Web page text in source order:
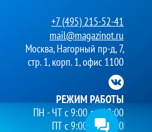
+7 (495) 215-52-41
mail@magazinot.ru
Москва, Нагорный пр-д, 7,
стр. 1, корп. 1, офис 1100
РЕЖИМ РАБОТЫ
ПН - ЧТ с 9:00 до 18:00
ПТ с 9:00 до 17:00